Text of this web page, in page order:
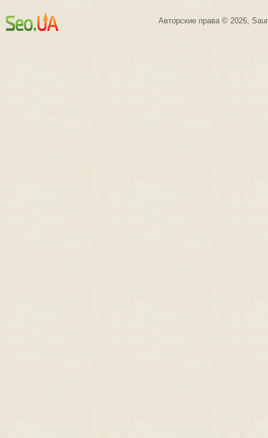
Авторские права © 2026,